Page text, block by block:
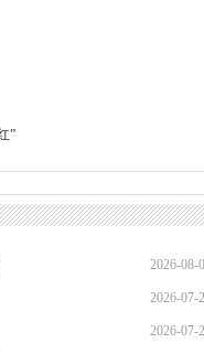
”
2026-08-
2026-07-
2026-07-